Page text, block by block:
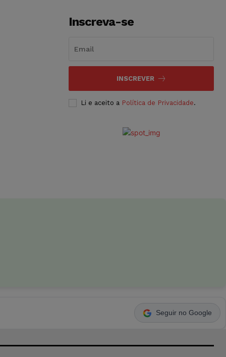
Inscreva-se
INSCREVER
Li e aceito a Política de Privacidade.
Seguir no Google